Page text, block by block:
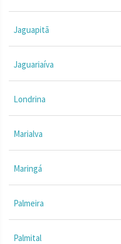
Jaguapitã
Jaguariaíva
Londrina
Marialva
Maringá
Palmeira
Palmital